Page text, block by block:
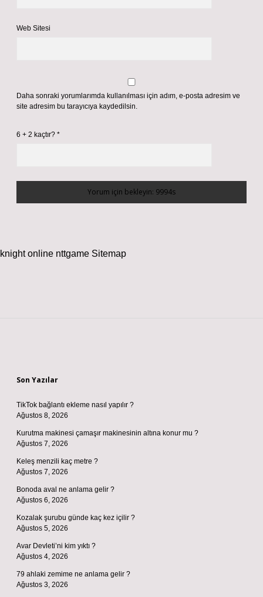
Web Sitesi
Daha sonraki yorumlarımda kullanılması için adım, e-posta adresim ve
site adresim bu tarayıcıya kaydedilsin.
6 + 2 kaçtır? *
knight online nttgame Sitemap
Son Yazılar
TikTok bağlantı ekleme nasıl yapılır ?
Ağustos 8, 2026
Kurutma makinesi çamaşır makinesinin altına konur mu ?
Ağustos 7, 2026
Keleş menzili kaç metre ?
Ağustos 7, 2026
Bonoda aval ne anlama gelir ?
Ağustos 6, 2026
Kozalak şurubu günde kaç kez içilir ?
Ağustos 5, 2026
Avar Devleti’ni kim yıktı ?
Ağustos 4, 2026
79 ahlaki zemime ne anlama gelir ?
Ağustos 3, 2026